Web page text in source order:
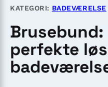
KATEGORI: BADEVÆRELSE
Brusebund:
perfekte